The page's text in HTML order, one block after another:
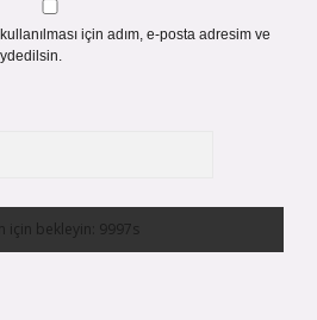
için adım, e-posta adresim ve